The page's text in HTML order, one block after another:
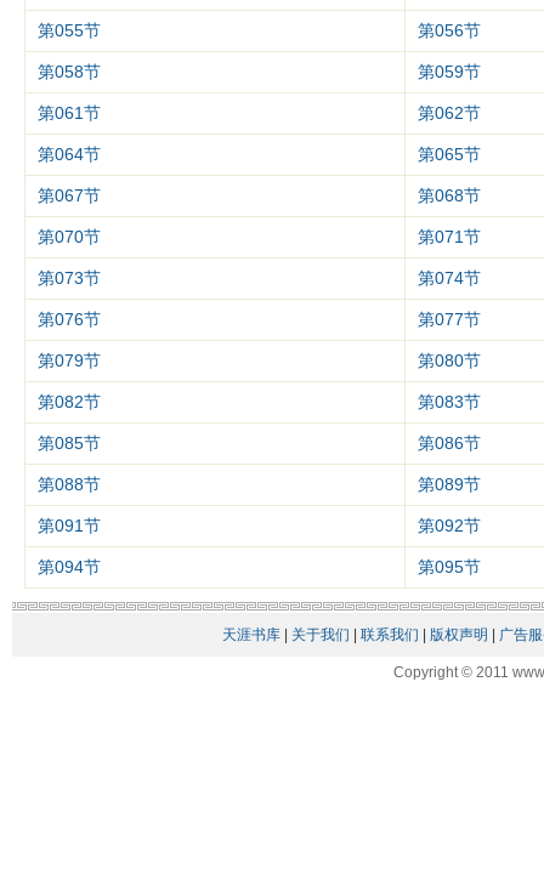
第055节 第056节
第058节 第059节
第061节 第062节
第064节 第065节
第067节 第068节
第070节 第071节
第073节 第074节
第076节 第077节
第079节 第080节
第082节 第083节
第085节 第086节
第088节 第089节
第091节 第092节
第094节 第095节
天涯书库| 关于我们 联系我们 版权声明 广告
Copyright © 2011